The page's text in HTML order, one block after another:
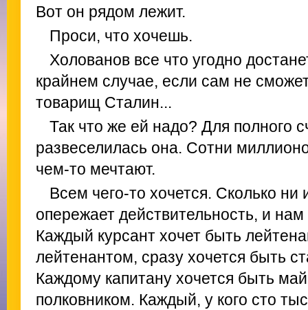
Вот он рядом лежит.
Проси, что хочешь.
Холованов все что угодно
крайнем случае, если сам не
товарищ Сталин...
Так что же ей надо? Для полного
развеселилась она. Сотни
чем-то мечтают.
Всем чего-то хочется. Сколько ни
опережает действительность, и нам
Каждый курсант хочет быть
лейтенантом, сразу хочется быть
Каждому капитану хочется быть
полковником. Каждый, у кого сто